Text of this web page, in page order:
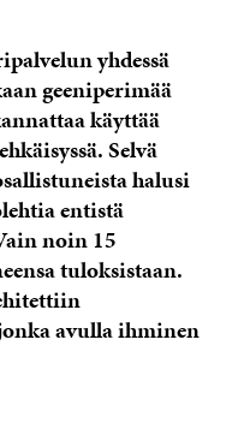
yhdessä
geeniperimää
käyttää
Selvä
halusi
entistä
noin 15
tuloksistaan.
avulla ihminen